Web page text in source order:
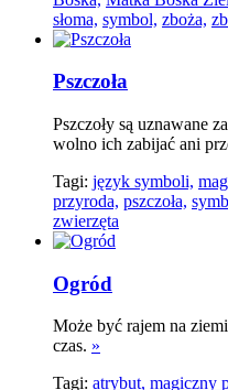
słoma, symbol, zboża,
Pszczoła
Pszczoły są uznawane
wolno ich zabijać ani
Tagi: język symboli,
przyroda, pszczoła,
zwierzęta
Ogród
Może być rajem na
czas. »
Tagi: atrybut, magiczny